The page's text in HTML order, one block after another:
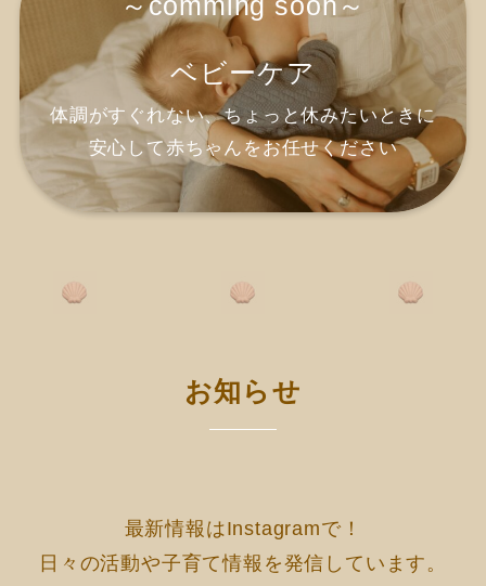
ベビーケア
体調がすぐれない、ちょっと休みたいときに
安心して赤ちゃんをお任せください
お知らせ
最新情報はInstagramで！
日々の活動や子育て情報を発信しています。